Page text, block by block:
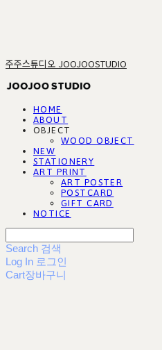
주주스튜디오 JOOJOOSTUDIO
HOME
ABOUT
OBJECT
WOOD OBJECT
NEW
STATIONERY
ART PRINT
ART POSTER
POSTCARD
GIFT CARD
NOTICE
Search 검색
Log In 로그인
Cart장바구니